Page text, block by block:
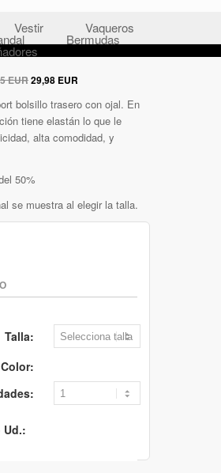
Vestir Vaqueros
Bermudas
EUR29,98 EUR
bolsillo trasero con ojal. En
tiene elastán lo que le
alta comodidad, y
50%
se muestra al elegir la talla.
Talla:
Color:
Ud.: